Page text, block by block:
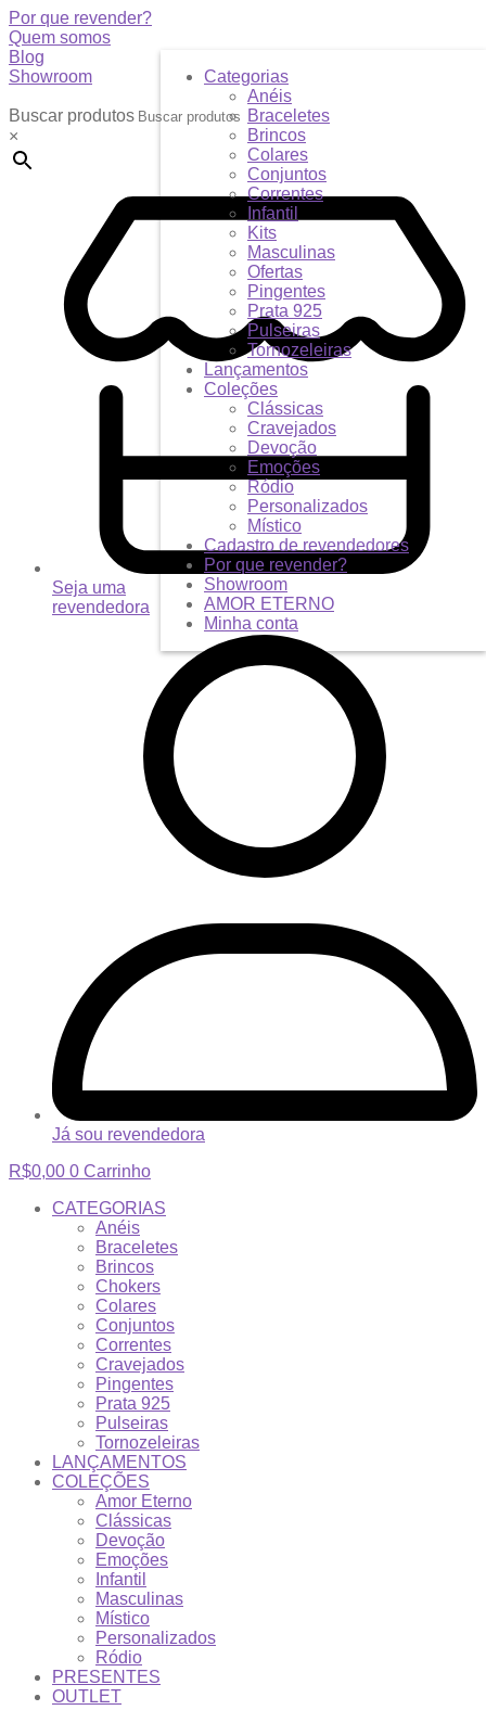
Por que revender?
Quem somos
Blog
Showroom
Buscar produtos
×
Seja uma
revendedora
Já sou revendedora
R$0,00 0 Carrinho
CATEGORIAS
Anéis
Braceletes
Brincos
Chokers
Colares
Conjuntos
Correntes
Cravejados
Pingentes
Prata 925
Pulseiras
Tornozeleiras
LANÇAMENTOS
COLEÇÕES
Amor Eterno
Clássicas
Devoção
Emoções
Infantil
Masculinas
Místico
Personalizados
Ródio
PRESENTES
OUTLET
Categorias
Anéis
Braceletes
Brincos
Colares
Conjuntos
Correntes
Infantil
Kits
Masculinas
Ofertas
Pingentes
Prata 925
Pulseiras
Tornozeleiras
Lançamentos
Coleções
Clássicas
Cravejados
Devoção
Emoções
Ródio
Personalizados
Místico
Cadastro de revendedores
Por que revender?
Showroom
AMOR ETERNO
Minha conta